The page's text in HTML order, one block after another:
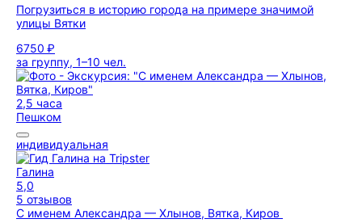
Погрузиться в историю города на примере значимой
улицы Вятки
6750 ₽
за группу, 1–10 чел.
2,5 часа
Пешком
индивидуальная
Галина
5,0
5 отзывов
С именем Александра — Хлынов, Вятка, Киров